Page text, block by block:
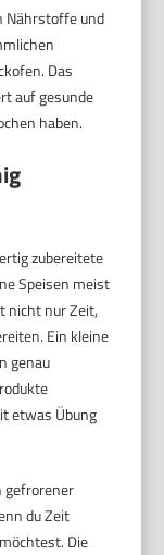
Nährstoffe und
Das
auf gesunde
haben.
zubereitete
Speisen meist
nicht nur Zeit,
Ein kleine
genau
etwas Übung
gefrorener
du Zeit
Die